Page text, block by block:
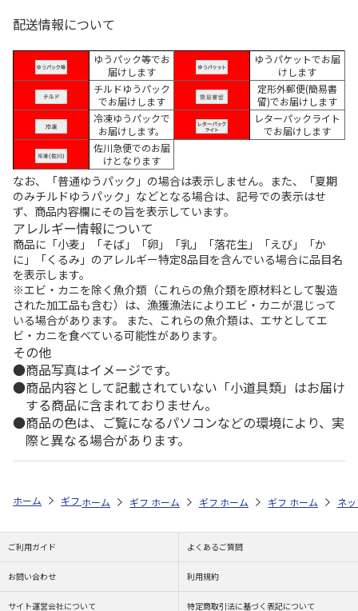
配送情報について
ゆうパック等でお
届けします
ゆうパケットでお届
けします
チルドゆうパック
でお届けします
定形外郵便(簡易書
留)でお届けします
冷凍ゆうパックで
お届けします。
レターパックライト
でお届けします
佐川急便でのお届
けとなります
なお、「普通ゆうパック」の場合は表示しません。また、「夏期
のみチルドゆうパック」などとなる場合は、記号での表示はせ
ず、商品内容欄にその旨を表示しています。
アレルギー情報について
商品に「小麦」「そば」「卵」「乳」「落花生」「えび」「か
に」「くるみ」のアレルギー特定8品目を含んでいる場合に品目名
を表示します。
※エビ・カニを除く魚介類（これらの魚介類を原材料として製造
された加工品も含む）は、漁獲漁法によりエビ・カニが混じって
いる場合があります。 また、これらの魚介類は、エサとしてエ
ビ・カニを食べている可能性があります。
その他
商品写真はイメージです。
商品内容として記載されていない「小道具類」はお届け
する商品に含まれておりません。
商品の色は、ご覧になるパソコンなどの環境により、実
際と異なる場合があります。
ホーム ギフトストア お中元・夏ギフト特集 2026 贈る相手から探す
ホーム ギフトストア お中元・夏ギフト特集 2026
ホーム ギフトストア お中元・夏ギフト
ホーム ギフトストア お
ホーム ネ
ご利用ガイド よくあるご質問
お問い合わせ 利用規約
サイト運営会社について 特定商取引法に基づく表記について